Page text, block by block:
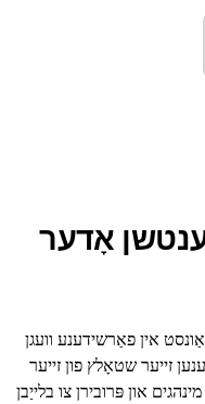
אָדער
אין פאַרשידענע וועגן
זייער שטאָלץ פון זייער
און פּרובירן צו בלייַבן